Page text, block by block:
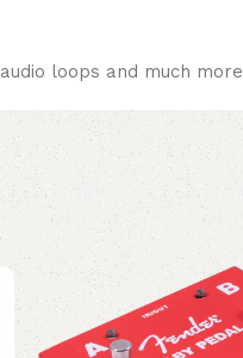
loops and much more